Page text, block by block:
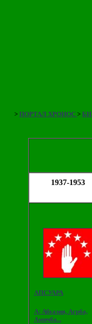
> ПОРТАЛ ХРОНОС >
1937-1953
АПСУАРА
А: Абхазия, Агрба,
Амичба...